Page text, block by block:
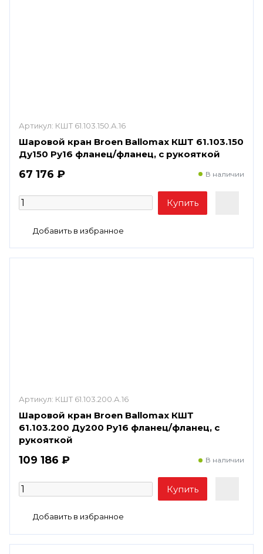
Артикул: КШТ 61.103.150.А.16
Шаровой кран Broen Ballomax КШТ 61.103.150
Ду150 Ру16 фланец/фланец, с рукояткой
67 176 ₽ В наличии
Артикул: КШТ 61.103.200.А.16
Шаровой кран Broen Ballomax КШТ
61.103.200 Ду200 Ру16 фланец/фланец, с
рукояткой
109 186 ₽ В наличии